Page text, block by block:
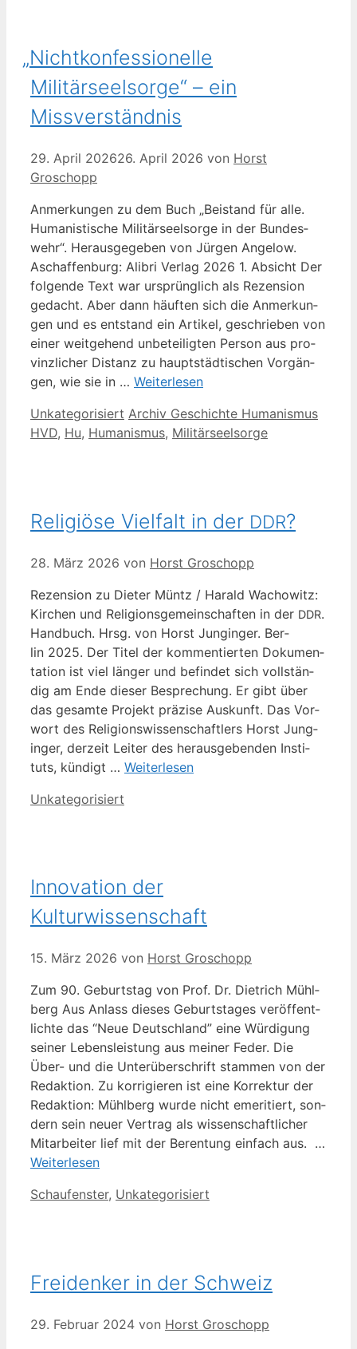
„Nichtkonfessionelle
Militärseelsorge“ – ein
Missverständnis
29. April 202626. April 2026 von Horst
Groschopp
Anmer­kun­gen zu dem Buch „Bei­stand für alle.
Huma­nis­ti­sche Mili­tär­seel­sor­ge in der Bun­des­
wehr“. Her­aus­ge­ge­ben von Jür­gen Ange­low.
Aschaf­fen­burg: Ali­bri Ver­lag 2026 1. Absicht Der
fol­gen­de Text war ursprüng­lich als Rezen­si­on
gedacht. Aber dann häuf­ten sich die Anmer­kun­
gen und es ent­stand ein Arti­kel, geschrie­ben von
einer weit­ge­hend unbe­tei­lig­ten Per­son aus pro­
vinz­li­cher Distanz zu haupt­städ­ti­schen Vor­gän­
gen, wie sie in … Wei­ter­le­sen
Kategorien
Unkategorisiert Schlagwörter
Archiv Geschichte Humanismus
HVD, Hu, Humanismus, Militärseelsorge
Religiöse Vielfalt in der DDR?
28. März 2026 von Horst Groschopp
Rezen­si­on zu Die­ter Müntz / Harald Wacho­witz:
Kir­chen und Reli­gi­ons­ge­mein­schaf­ten in der DDR.
Hand­buch. Hrsg. von Horst Jung­in­ger. Ber­
lin 2025. Der Titel der kom­men­tier­ten Doku­men­
ta­ti­on ist viel län­ger und befin­det sich voll­stän­
dig am Ende die­ser Bespre­chung. Er gibt über
das gesam­te Pro­jekt prä­zi­se Aus­kunft. Das Vor­
wort des Reli­gi­ons­wis­sen­schaft­lers Horst Jung­
in­ger, der­zeit Lei­ter des her­aus­ge­ben­den Insti­
tuts, kün­digt … Wei­ter­le­sen
Kategorien
Unkategorisiert
Innovation der
Kulturwissenschaft
15. März 2026 von Horst Groschopp
Zum 90. Geburts­tag von Prof. Dr. Diet­rich Mühl­
berg Aus Anlass die­ses Geburts­ta­ges ver­öf­fent­
lich­te das “Neue Deutsch­land” eine Wür­di­gung
sei­ner Lebens­leis­tung aus mei­ner Feder. Die
Über- und die Unter­über­schrift stam­men von der
Redak­ti­on. Zu kor­ri­gie­ren ist eine Kor­rek­tur der
Redak­ti­on: Mühl­berg wur­de nicht eme­ri­tiert, son­
dern sein neu­er Ver­trag als wis­sen­schaft­li­cher
Mit­ar­bei­ter lief mit der Beren­tung ein­fach aus. …
Wei­ter­le­sen
Kategorien
Schaufenster, Unkategorisiert
Freidenker in der Schweiz
29. Februar 2024 von Horst Groschopp